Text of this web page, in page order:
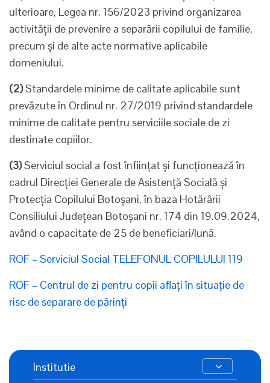
ulterioare, Legea nr. 156/2023 privind organizarea
activității de prevenire a separării copilului de familie,
precum și de alte acte normative aplicabile
domeniului.
(2)Standardele minime de calitate aplicabile sunt
prevăzute în Ordinul nr. 27/2019 privind standardele
minime de calitate pentru serviciile sociale de zi
destinate copiilor.
(3)Serviciul social a fost înființat și funcționează în
cadrul Direcției Generale de Asistență Socială și
Protecția Copilului Botoșani, în baza Hotărârii
Consiliului Județean Botoșani nr. 174 din 19.09.2024,
având o capacitate de 25 de beneficiari/lună.
ROF – Serviciul Social TELEFONUL COPILULUI 119
ROF – Centrul de zi pentru copii aflați în situație de
risc de separare de părinți
Institutie